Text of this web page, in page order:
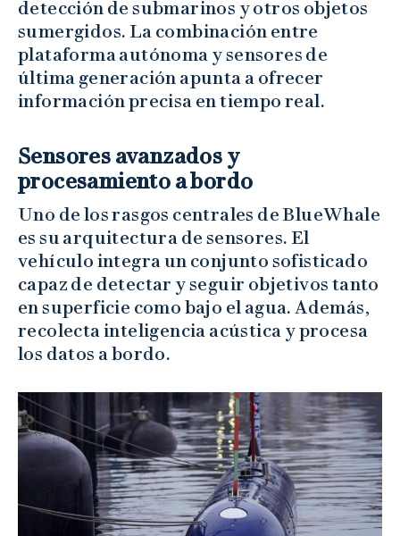
detección de submarinos y otros objetos
sumergidos. La combinación entre
plataforma autónoma y sensores de
última generación apunta a ofrecer
información precisa en tiempo real.
Sensores avanzados y
procesamiento a bordo
Uno de los rasgos centrales de BlueWhale
es su arquitectura de sensores. El
vehículo integra un conjunto sofisticado
capaz de detectar y seguir objetivos tanto
en superficie como bajo el agua. Además,
recolecta inteligencia acústica y procesa
los datos a bordo.